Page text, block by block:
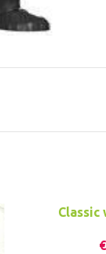
Classic
€